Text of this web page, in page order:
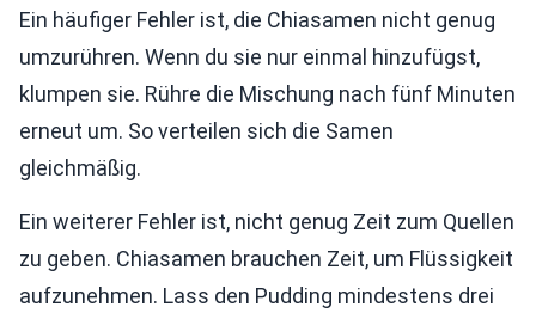
Ein häufiger Fehler ist, die Chiasamen nicht genug
umzurühren. Wenn du sie nur einmal hinzufügst,
klumpen sie. Rühre die Mischung nach fünf Minuten
erneut um. So verteilen sich die Samen
gleichmäßig.
Ein weiterer Fehler ist, nicht genug Zeit zum Quellen
zu geben. Chiasamen brauchen Zeit, um Flüssigkeit
aufzunehmen. Lass den Pudding mindestens drei